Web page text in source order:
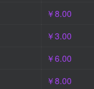
￥8.00
￥3.00
￥6.00
￥8.00